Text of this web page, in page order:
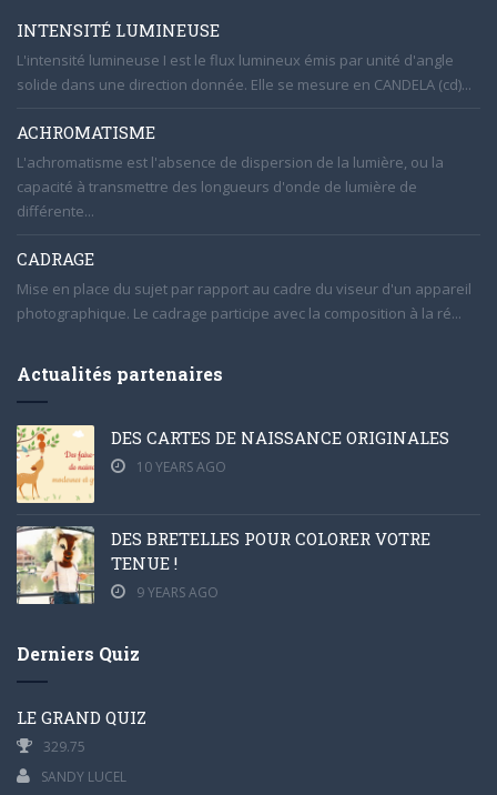
INTENSITÉ LUMINEUSE
L'intensité lumineuse I est le flux lumineux émis par unité d'angle
solide dans une direction donnée. Elle se mesure en CANDELA (cd)...
ACHROMATISME
L'achromatisme est l'absence de dispersion de la lumière, ou la
capacité à transmettre des longueurs d'onde de lumière de
différente...
CADRAGE
Mise en place du sujet par rapport au cadre du viseur d'un appareil
photographique. Le cadrage participe avec la composition à la ré...
Actualités partenaires
DES CARTES DE NAISSANCE ORIGINALES
10 YEARS AGO
DES BRETELLES POUR COLORER VOTRE
TENUE !
9 YEARS AGO
Derniers Quiz
LE GRAND QUIZ
329.75
SANDY LUCEL